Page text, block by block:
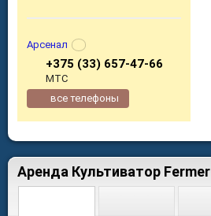
Арсенал
+375 (33) 657-47-66
МТС
все телефоны
Аренда Культиватор Fermer